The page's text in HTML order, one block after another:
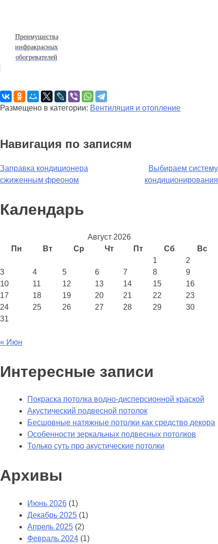
Преимущества
инфракрасных
обогревателей
Размещено в категории: Вентиляция и отопление
Навигация по записям
Заправка кондиционера
сжиженным фреоном
Выбираем систему
кондиционирования
Календарь
Август 2026
Пн
Вт Ср Чт Пт Сб
Вс
1
2
3
4 5 6 7 8
9
10
11 12 13 14 15
16
17
18 19 20 21 22
23
24
25 26 27 28 29
30
31
« Июн
Интересные записи
Покраска потолка водно-дисперсионной краской
Акустический подвесной потолок
Бесшовные натяжные потолки как средство декора
Особенности зеркальных подвесных потолков
Только суть про акустические потолки
Архивы
Июнь 2026 (1)
Декабрь 2025 (1)
Апрель 2025 (2)
Февраль 2024 (1)